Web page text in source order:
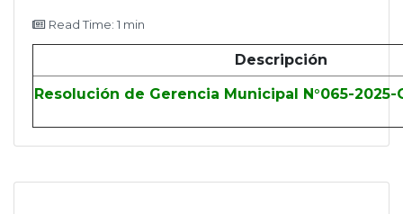
Read Time: 1 min
Descripción
Resolución de Gerencia Municipal N°065-2025-